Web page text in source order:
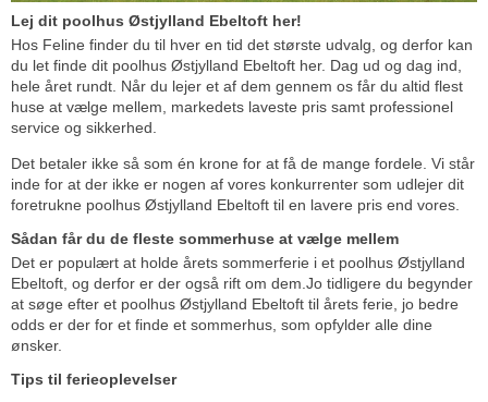
Lej dit poolhus Østjylland Ebeltoft her!
Hos Feline finder du til hver en tid det største udvalg, og derfor kan
du let finde dit poolhus Østjylland Ebeltoft her. Dag ud og dag ind,
hele året rundt. Når du lejer et af dem gennem os får du altid flest
huse at vælge mellem, markedets laveste pris samt professionel
service og sikkerhed.
Det betaler ikke så som én krone for at få de mange fordele. Vi står
inde for at der ikke er nogen af vores konkurrenter som udlejer dit
foretrukne poolhus Østjylland Ebeltoft til en lavere pris end vores.
Sådan får du de fleste sommerhuse at vælge mellem
Det er populært at holde årets sommerferie i et poolhus Østjylland
Ebeltoft, og derfor er der også rift om dem.Jo tidligere du begynder
at søge efter et poolhus Østjylland Ebeltoft til årets ferie, jo bedre
odds er der for et finde et sommerhus, som opfylder alle dine
ønsker.
Tips til ferieoplevelser